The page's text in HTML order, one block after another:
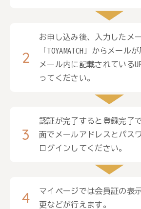
お申し込み後、入力したメ
「TOYAMATCH」からメール
メール内に記載されている
ってください。
認証が完了すると登録完了
面でメールアドレスとパス
ログインしてください。
マイページでは会員証の表
更などが行えます。